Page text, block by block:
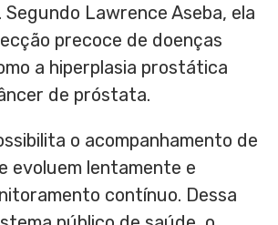
Segundo Lawrence Aseba, ela
precoce de doenças
a hiperplasia prostática
de próstata.
o acompanhamento de
evoluem lentamente e
contínuo. Dessa